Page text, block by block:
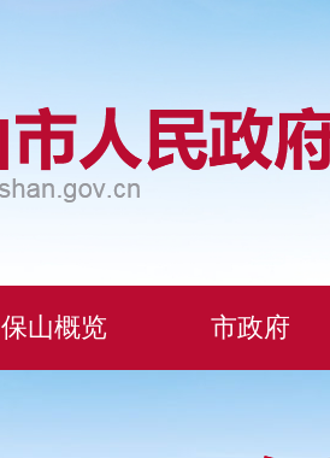
保山概览 市政府